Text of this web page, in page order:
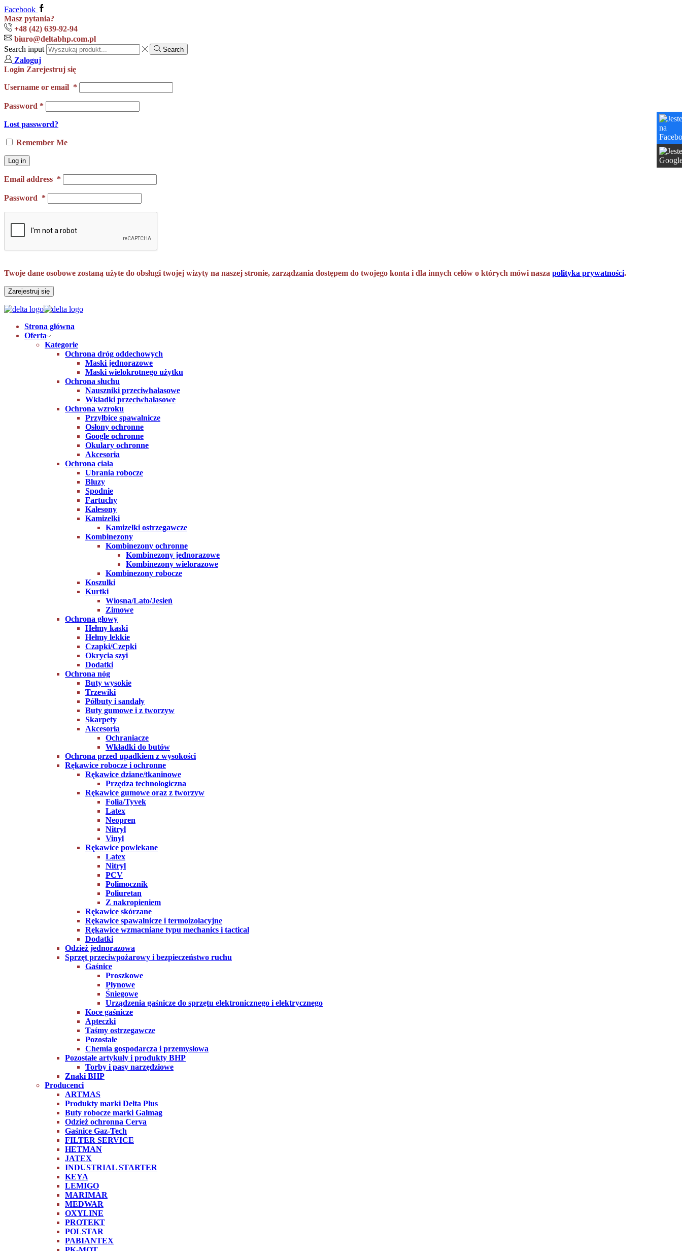
Facebook
Masz pytania?
+48 (42) 639-92-94
biuro@deltabhp.com.pl
Search input
Search
Zaloguj
Login Zarejestruj się
Username or email *
Password *
Lost password?
Remember Me
Log in
Email address *
Password *
Twoje dane osobowe zostaną użyte do obsługi twojej wizyty na naszej stronie, zarządzania dostępem do twojego konta i dla innych celów o których mówi nasza polityka prywatności.
Zarejestruj się
Strona główna
Oferta
Kategorie
Ochrona dróg oddechowych
Maski jednorazowe
Maski wielokrotnego użytku
Ochrona słuchu
Nauszniki przeciwhałasowe
Wkładki przeciwhałasowe
Ochrona wzroku
Przyłbice spawalnicze
Osłony ochronne
Google ochronne
Okulary ochronne
Akcesoria
Ochrona ciała
Ubrania robocze
Bluzy
Spodnie
Fartuchy
Kalesony
Kamizelki
Kamizelki ostrzegawcze
Kombinezony
Kombinezony ochronne
Kombinezony jednorazowe
Kombinezony wielorazowe
Kombinezony robocze
Koszulki
Kurtki
Wiosna/Lato/Jesień
Zimowe
Ochrona głowy
Hełmy kaski
Hełmy lekkie
Czapki/Czepki
Okrycia szyi
Dodatki
Ochrona nóg
Buty wysokie
Trzewiki
Półbuty i sandały
Buty gumowe i z tworzyw
Skarpety
Akcesoria
Ochraniacze
Wkładki do butów
Ochrona przed upadkiem z wysokości
Rękawice robocze i ochronne
Rękawice dziane/tkaninowe
Przędza technologiczna
Rękawice gumowe oraz z tworzyw
Folia/Tyvek
Latex
Neopren
Nitryl
Vinyl
Rękawice powlekane
Latex
Nitryl
PCV
Polimocznik
Poliuretan
Z nakropieniem
Rękawice skórzane
Rękawice spawalnicze i termoizolacyjne
Rękawice wzmacniane typu mechanics i tactical
Dodatki
Odzież jednorazowa
Sprzęt przeciwpożarowy i bezpieczeństwo ruchu
Gaśnice
Proszkowe
Płynowe
Śniegowe
Urządzenia gaśnicze do sprzętu elektronicznego i elektrycznego
Koce gaśnicze
Apteczki
Taśmy ostrzegawcze
Pozostałe
Chemia gospodarcza i przemysłowa
Pozostałe artykuły i produkty BHP
Torby i pasy narzędziowe
Znaki BHP
Producenci
ARTMAS
Produkty marki Delta Plus
Buty robocze marki Galmag
Odzież ochronna Cerva
Gaśnice Gaz-Tech
FILTER SERVICE
HETMAN
JATEX
INDUSTRIAL STARTER
KEYA
LEMIGO
MARIMAR
MEDWAR
OXYLINE
PROTEKT
POLSTAR
PABIANTEX